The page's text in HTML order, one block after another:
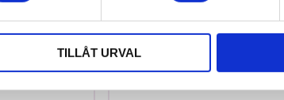
TILLÅT URVAL